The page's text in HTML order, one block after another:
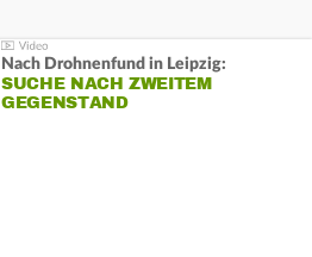
Nach Drohnenfund in Leipzig:
SUCHE NACH ZWEITEM
GEGENSTAND